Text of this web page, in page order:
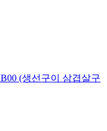
(생선구이 삼겹살구